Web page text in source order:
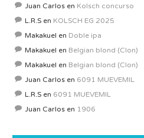
Juan Carlos en Kolsch concurso
L.R.S en KOLSCH EG 2025
Makakuel en Doble ipa
Makakuel en Belgian blond (Clon)
Makakuel en Belgian blond (Clon)
Juan Carlos en 6091 MUEVEMIL
L.R.S en 6091 MUEVEMIL
Juan Carlos en 1906